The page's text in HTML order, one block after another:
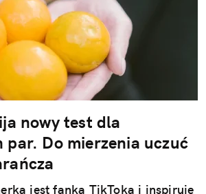
nowy test dla
par. Do mierzenia uczuć
jest fanką TikToka i inspiruje